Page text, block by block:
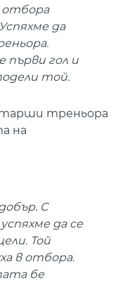
отбора
да
първи гол и
той.
треньора
на
С
да се
Той
в отбора.
бе